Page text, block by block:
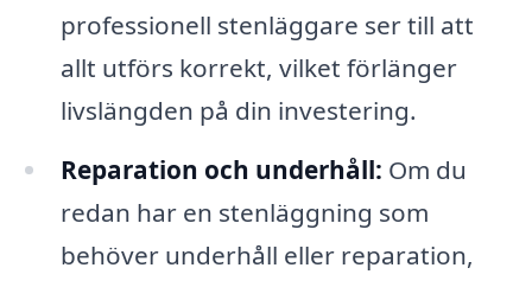
professionell stenläggare ser till att
allt utförs korrekt, vilket förlänger
livslängden på din investering.
Reparation och underhåll: Om du
redan har en stenläggning som
behöver underhåll eller reparation,